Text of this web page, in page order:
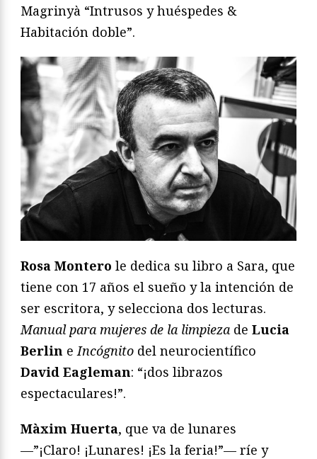
Magrinyà “Intrusos y huéspedes &
Habitación doble”.
Rosa Montero le dedica su libro a Sara, que
tiene con 17 años el sueño y la intención de
ser escritora, y selecciona dos lecturas.
Manual para mujeres de la limpieza de Lucia
Berlin e Incógnito del neurocientífico
David Eagleman: “¡dos librazos
espectaculares!”.
Màxim Huerta, que va de lunares
—”¡Claro! ¡Lunares! ¡Es la feria!”— ríe y